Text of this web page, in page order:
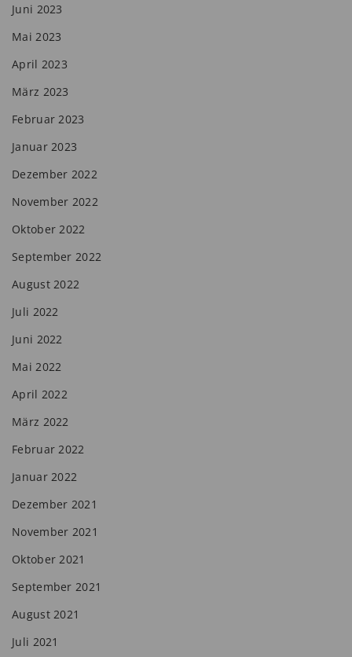
Juni 2023
Mai 2023
April 2023
März 2023
Februar 2023
Januar 2023
Dezember 2022
November 2022
Oktober 2022
September 2022
August 2022
Juli 2022
Juni 2022
Mai 2022
April 2022
März 2022
Februar 2022
Januar 2022
Dezember 2021
November 2021
Oktober 2021
September 2021
August 2021
Juli 2021